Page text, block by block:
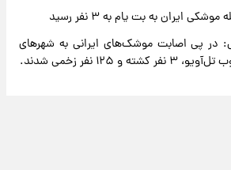
ایران به بت یام به ۳ نفر رسید
در پی اصابت موشک‌های ایرانی به شهرهای
نفر زخمی شدند.